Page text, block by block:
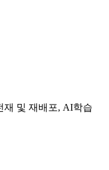
및 재배포, AI학습